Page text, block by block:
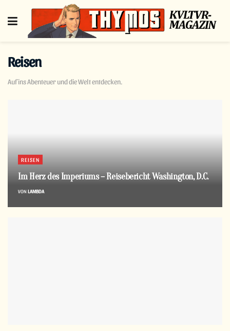
Reisen
Auf ins Abenteuer und die Welt entdecken.
REISEN
Im Herz des Imperiums – Reisebericht Washington, D.C.
VON LAMBDA